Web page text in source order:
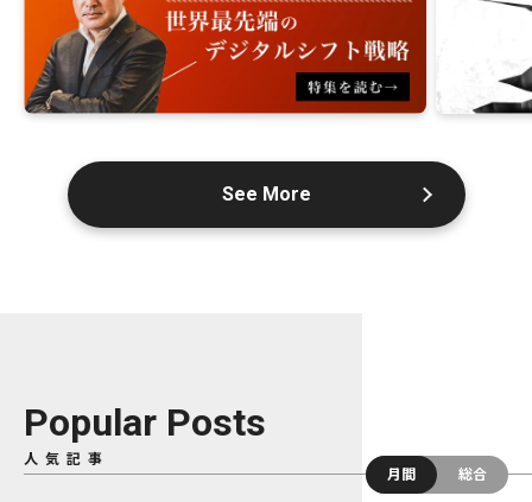
See More
Popular Posts
人気記事
月間
総合